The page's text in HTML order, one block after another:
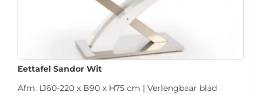
Eettafel Sandor Wit
Afm. L160-220 x B90 x H75 cm | Verlengbaar blad